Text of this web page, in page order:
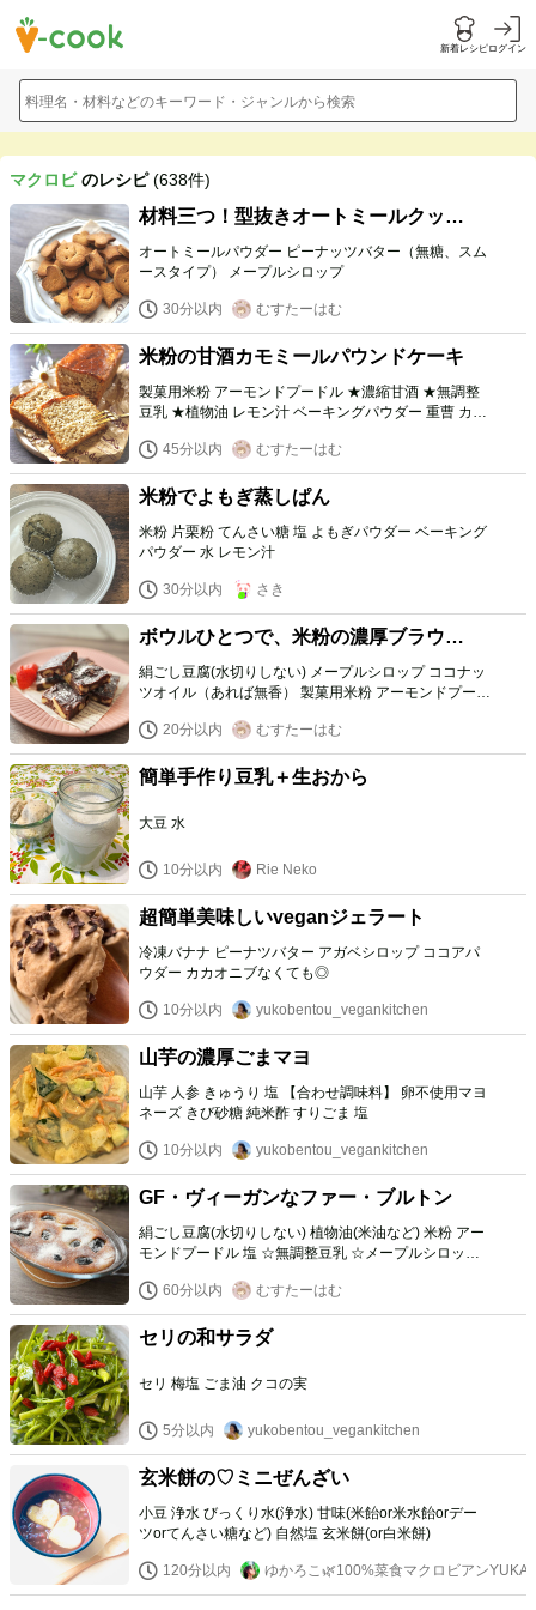
新着レシピログイン
料理名・材料などのキーワード・ジャンルから検索
マクロビ のレシピ(638件)
材料三つ！型抜きオートミールクッキ
ー
オートミールパウダー ピーナッツバター（無糖、スム
ースタイプ） メープルシロップ
30分以内 むすたーはむ
米粉の甘酒カモミールパウンドケーキ
製菓用米粉 アーモンドプードル ★濃縮甘酒 ★無調整
豆乳 ★植物油 レモン汁 ベーキングパウダー 重曹 カモ
ンデー45分以内 むすたーはむ
米粉でよもぎ蒸しぱん
米粉 片栗粉 てんさい糖 塩 よもぎパウダー ベーキング
パウダー 水 レモン汁
30分以内 さき
ボウルひとつで、米粉の濃厚ブラウニ
ー
絹ごし豆腐(水切りしない) メープルシロップ ココナッ
ツオイル（あれば無香） 製菓用米粉 アーモンドプード
20分以内
むすたーはむ
簡単手作り豆乳＋生おから
大豆 水
10分以内 Rie Neko
超簡単美味しいveganジェラート
冷凍バナナ ピーナツバター アガベシロップ ココアパ
ウダー カカオニブなくても◎
10分以内 yukobentou_vegankitchen
山芋の濃厚ごまマヨ
山芋 人参 きゅうり 塩 【合わせ調味料】 卵不使用マヨ
ネーズ きび砂糖 純米酢 すりごま 塩
10分以内 yukobentou_vegankitchen
GF・ヴィーガンなファー・ブルトン
絹ごし豆腐(水切りしない) 植物油(米油など) 米粉 アー
モンドプードル 塩 ☆無調整豆乳 ☆メープルシロップ
60分以内 むすたーはむ
セリの和サラダ
セリ 梅塩 ごま油 クコの実
5分以内 yukobentou_vegankitchen
玄米餅の♡ミニぜんざい
小豆 浄水 びっくり水(浄水) 甘味(米飴or米水飴orデー
ツorてんさい糖など) 自然塩 玄米餅(or白米餅)
120分以内 ゆかろこ🌿100%菜食マクロビアン